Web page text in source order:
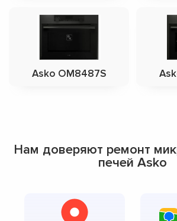
Asko OM8487S
Нам доверяют ремонт
печей Asko